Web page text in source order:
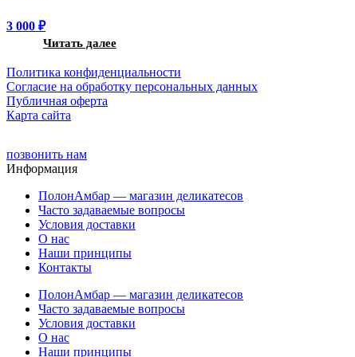
3 000 ₽
Читать далее
Политика конфиденциальности
Cогласие на обработку персональных данных
Публичная оферта
Карта сайта
позвонить нам
Информация
ПолонАмбар — магазин деликатесов
Часто задаваемые вопросы
Условия доставки
О нас
Наши принципы
Контакты
ПолонАмбар — магазин деликатесов
Часто задаваемые вопросы
Условия доставки
О нас
Наши принципы